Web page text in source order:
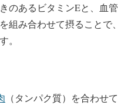
のあるビタミンEと、血管
組み合わせて摂ることで、
。
（タンパク質）を合わせて